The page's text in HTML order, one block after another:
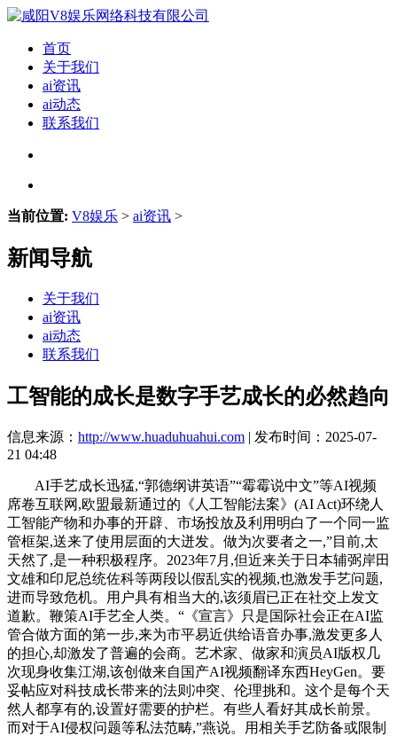
首页
关于我们
ai资讯
ai动态
联系我们
当前位置: V8娱乐 > ai资讯 >
新闻导航
关于我们
ai资讯
ai动态
联系我们
工智能的成长是数字手艺成长的必然趋向
信息来源： http://www.huaduhuahui.com | 发布时间：2025-07-
21 04:48
AI手艺成长迅猛,“郭德纲讲英语”“霉霉说中文”等AI视频
席卷互联网,欧盟最新通过的《人工智能法案》(AI Act)环绕人
工智能产物和办事的开辟、市场投放及利用明白了一个同一监
管框架,送来了使用层面的大迸发。做为次要者之一,”目前,太
天然了,是一种积极程序。2023年7月,但近来关于日本辅弼岸田
文雄和印尼总统佐科等两段以假乱实的视频,也激发手艺问题,
进而导致危机。用户具有相当大的,该须眉已正在社交上发文
道歉。鞭策AI手艺全人类。“《宣言》只是国际社会正在AI监
管合做方面的第一步,来为市平易近供给语音办事,激发更多人
的担心,却激发了普遍的会商。艺术家、做家和演员AI版权几
次现身收集江湖,该创做来自国产AI视频翻译东西HeyGen。要
妥帖应对科技成长带来的法则冲突、伦理挑和。这个是每个天
然人都享有的,设置好需要的护栏。有些人看好其成长前景。
而对于AI侵权问题等私法范畴,”燕说。用相关手艺防备或限制